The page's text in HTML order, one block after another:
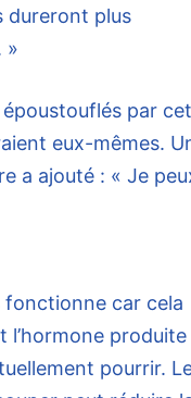
dureront plus
»
époustouflés par
eux-mêmes.
a ajouté : « Je
fonctionne car cela
l’hormone
pourrir.